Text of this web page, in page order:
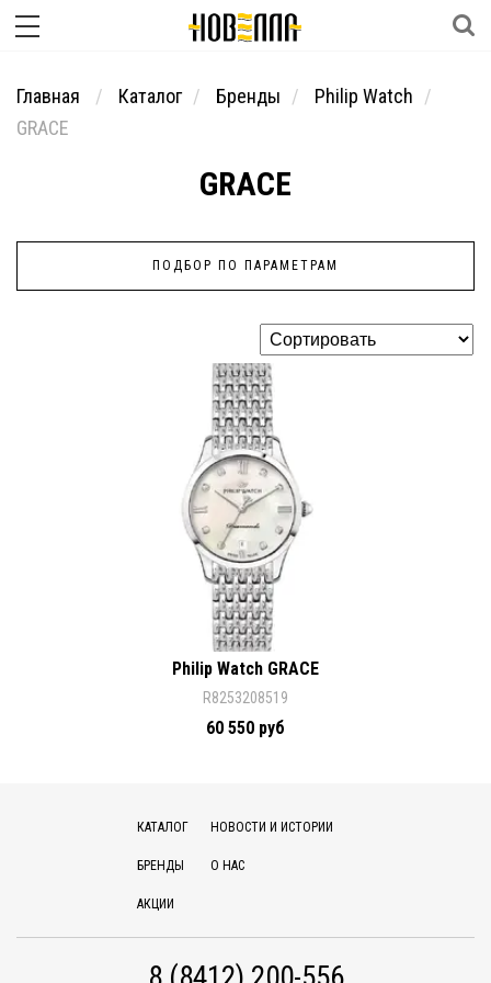
Главная Каталог Бренды
Philip Watch
GRACE
GRACE
ПОДБОР ПО ПАРАМЕТРАМ
Philip Watch GRACE
R8253208519
60 550 руб
КАТАЛОГ
БРЕНДЫ
АКЦИИ
НОВОСТИ И ИСТОРИИ
О НАС